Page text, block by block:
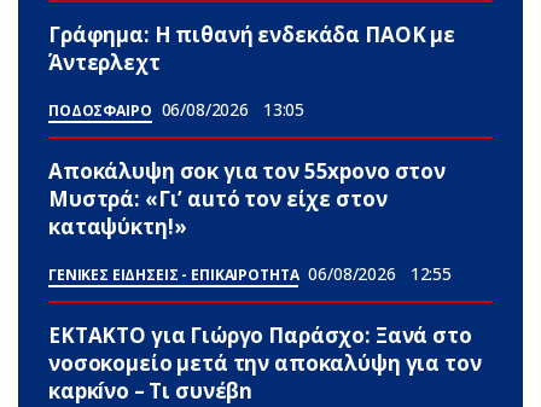
Γράφημα: Η πιθανή ενδεκάδα ΠΑΟΚ με
Άντερλεχτ
ΠΟΔΟΣΦΑΙΡΟ 06/08/2026 13:05
Αποκάλυψη σοκ για τον 55xpονο στον
Μυστρά: «Γι’ αuτό τον είχε στον
καταψύκτη!»
ΓΕΝΙΚΕΣ ΕΙΔΗΣΕΙΣ - ΕΠΙΚΑΙΡΟΤΗΤΑ 06/08/2026 12:55
ΕΚΤΑΚΤΟ για Γιώργο Παράσχο: Ξανά στο
νοσοκομείο μετά την αποκαλύψη για τον
καpκíνο – Τι συνέβn